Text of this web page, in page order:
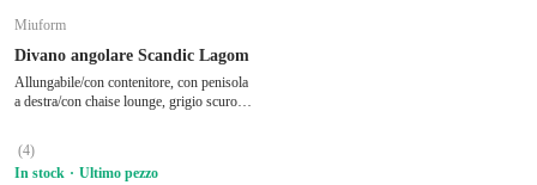
Miuform
Divano angolare Scandic Lagom
Allungabile/con contenitore, con penisola
a destra/con chaise lounge, grigio scuro, a
seduta 50 cm
(4)
In stock
Ultimo pezzo